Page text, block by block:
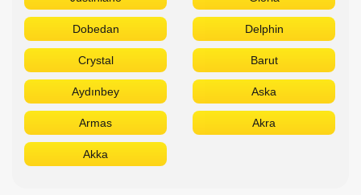
Dobedan Delphin
Crystal Barut
Aydınbey Aska
Armas Akra
Akka